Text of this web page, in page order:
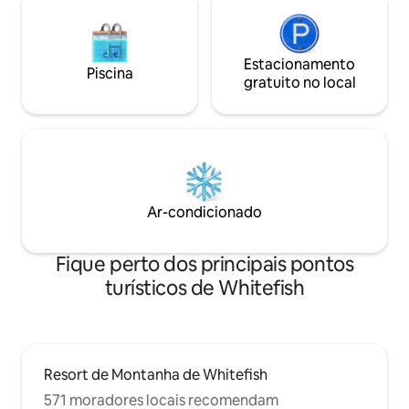
Piscina
Estacionamento
gratuito no local
Ar-condicionado
Fique perto dos principais pontos
turísticos de Whitefish
Resort de Montanha de Whitefish
571 moradores locais recomendam